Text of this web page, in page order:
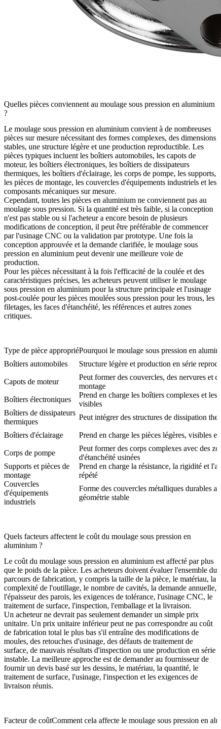
Quelles pièces conviennent au moulage sous pression en aluminium
?
Le moulage sous pression en aluminium convient à de nombreuses
pièces sur mesure nécessitant des formes complexes, des dimensions
stables, une structure légère et une production reproductible. Les
pièces typiques incluent les boîtiers automobiles, les capots de
moteur, les boîtiers électroniques, les boîtiers de dissipateurs
thermiques, les boîtiers d'éclairage, les corps de pompe, les supports,
les pièces de montage, les couvercles d'équipements industriels et les
composants mécaniques sur mesure.
Cependant, toutes les pièces en aluminium ne conviennent pas au
moulage sous pression. Si la quantité est très faible, si la conception
n'est pas stable ou si l'acheteur a encore besoin de plusieurs
modifications de conception, il peut être préférable de commencer
par l'usinage CNC ou la validation par prototype. Une fois la
conception approuvée et la demande clarifiée, le moulage sous
pression en aluminium peut devenir une meilleure voie de
production.
Pour les pièces nécessitant à la fois l'efficacité de la coulée et des
caractéristiques précises, les acheteurs peuvent utiliser le moulage
sous pression en aluminium pour la structure principale etl'usinage
post-coulée pour les pièces moulées sous pression pour les trous, les
filetages, les faces d'étanchéité, les références et autres zones
critiques.
Type de pièce appropriéPourquoi le moulage sous pression en
Boîtiers automobiles
Structure légère et production en série
Capots de moteur
Peut former des couvercles, des nervures et
montage
Boîtiers électroniques
Prend en charge les boîtiers complexes et les
visibles
Boîtiers de dissipateurs
thermiques
Peut intégrer des structures de dissipation
Boîtiers d'éclairage Prend en charge les pièces légères, visibles et
Corps de pompe
Peut former des corps complexes avec des
d'étanchéité usinées
Supports et pièces de
montage
Prend en charge la résistance, la rigidité et
répété
Couvercles
d'équipements
industriels
Forme des couvercles métalliques durables
géométrie stable
Quels facteurs affectent le coût du moulage sous pression en
aluminium ?
Le coût du moulage sous pression en aluminium est affecté par plus
que le poids de la pièce. Les acheteurs doivent évaluer l'ensemble du
parcours de fabrication, y compris la taille de la pièce, le matériau, la
complexité de l'outillage, le nombre de cavités, la demande annuelle,
l'épaisseur des parois, les exigences de tolérance, l'usinage CNC, le
traitement de surface, l'inspection, l'emballage et la livraison.
Un acheteur ne devrait pas seulement demander un simple prix
unitaire. Un prix unitaire inférieur peut ne pas correspondre au coût
de fabrication total le plus bas s'il entraîne des modifications de
moules, des retouches d'usinage, des défauts de traitement de
surface, de mauvais résultats d'inspection ou une production en série
instable. La meilleure approche est de demander au fournisseur de
fournir un devis basé sur les dessins, le matériau, la quantité, le
traitement de surface, l'usinage, l'inspection et les exigences de
livraison réunis.
Facteur de coûtComment cela affecte le moulage sous pression en